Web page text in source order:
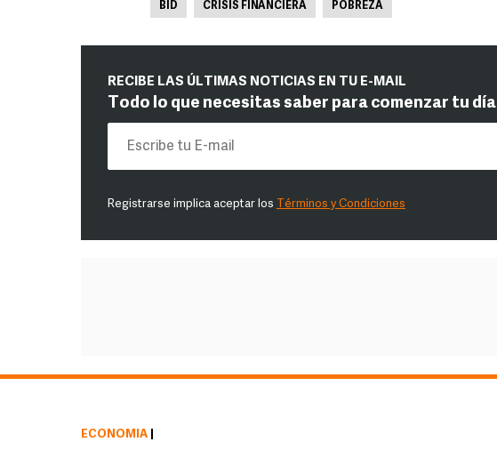
BID CRISIS FINANCIERA POBREZA
RECIBE LAS ÚLTIMAS NOTICIAS EN TU E-MAIL
Todo lo que necesitas saber para comenzar tu día
Registrarse implica aceptar los Términos y Condiciones
ECONOMÍA